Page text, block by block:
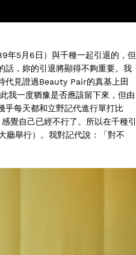
年5月6日）與千種一起引退的，但
話，妳的引退將顯得不夠重要。我
代見證過Beauty Pair的真基上田
我一度猶豫是否應該留下來，但由
乎每天都和立野記代進行單打比
覺自己已經不行了。所以在千種引
廳舉行）。我對記代說：「對不